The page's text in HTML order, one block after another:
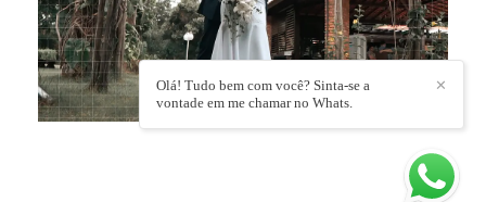
✕
Olá! Tudo bem com você? Sinta-se a
vontade em me chamar no Whats.